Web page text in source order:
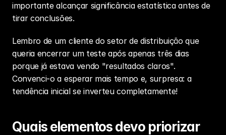
importante alcançar significância estatística antes de
tirar conclusões.
Lembro de um cliente do setor de distribuição que
queria encerrar um teste após apenas três dias
porque já estava vendo "resultados claros".
Convenci-o a esperar mais tempo e, surpresa: a
tendência inicial se inverteu completamente!
Quais elementos devo priorizar